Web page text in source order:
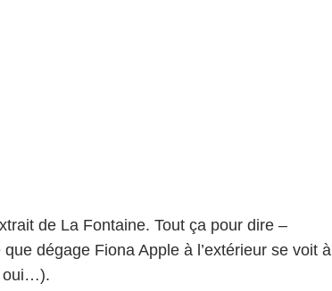
de La Fontaine. Tout ça pour dire –
dégage Fiona Apple à l’extérieur se voit à
oui…).